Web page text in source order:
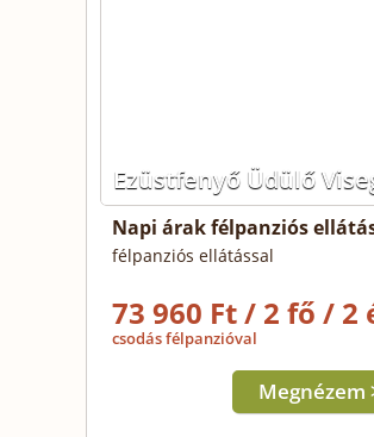
Ezüstfenyő Üdülő
Napi árak félpanziós
félpanziós ellátással
73 960 Ft / 2 fő / 2
csodás félpanzióval
Megnézem